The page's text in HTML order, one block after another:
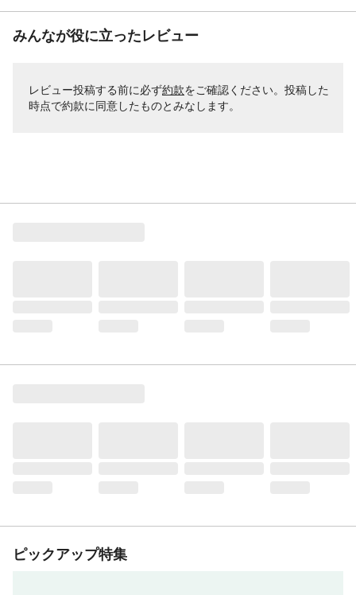
みんなが役に立ったレビュー
レビュー投稿する前に必ず約款をご確認ください。投稿した
時点で約款に同意したものとみなします。
ピックアップ特集